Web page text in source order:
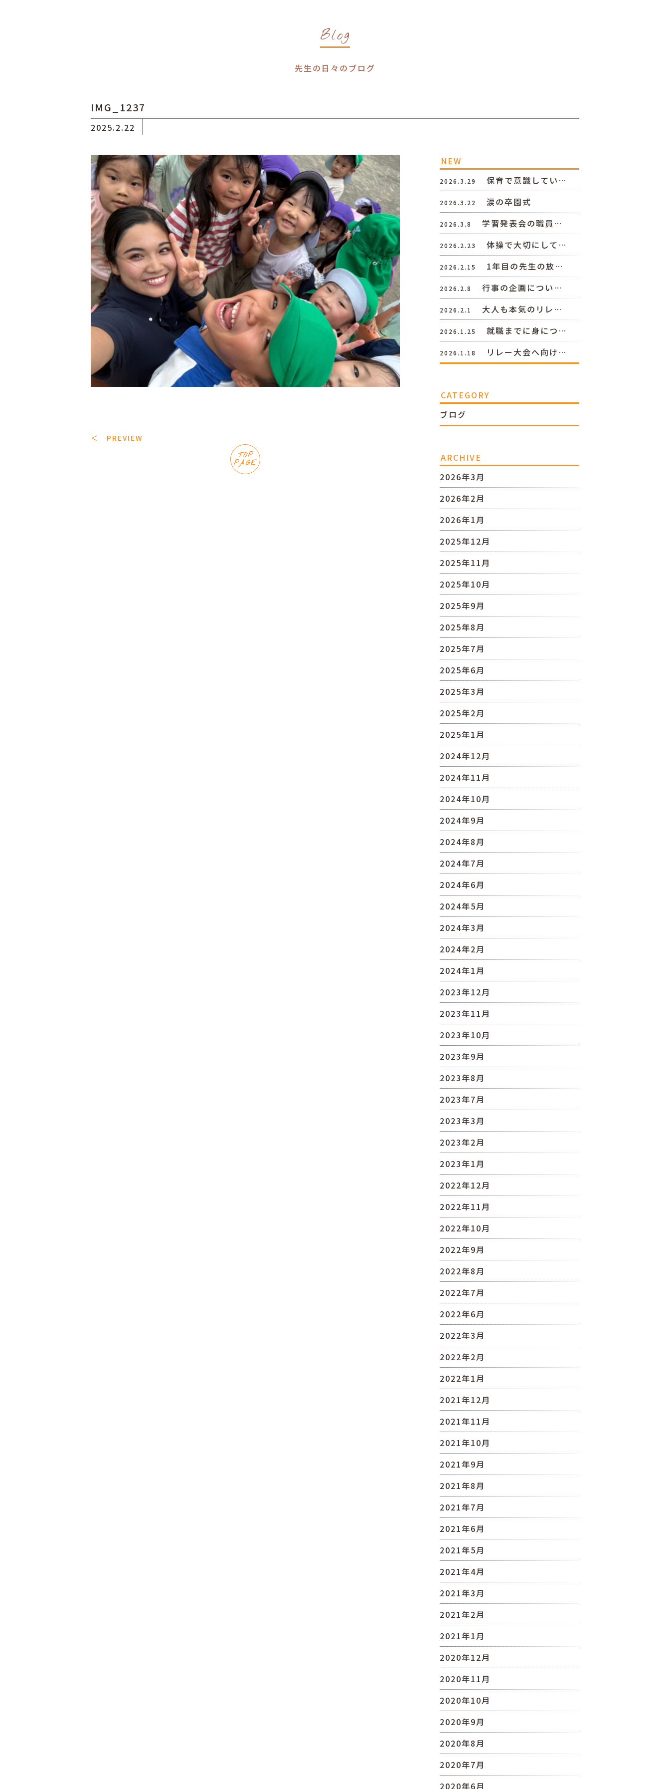
Blog
先生の日々のブログ
IMG_1237
2025.2.22
＜ PREVIEW
TOP
PAGE
NEW
2026.3.29 保育で意識してい…
2026.3.22 涙の卒園式
2026.3.8 学習発表会の職員…
2026.2.23 体操で大切にして…
2026.2.15 1年目の先生の放…
2026.2.8 行事の企画につい…
2026.2.1 大人も本気のリレ…
2026.1.25 就職までに身につ…
2026.1.18 リレー大会へ向け…
CATEGORY
ブログ
ARCHIVE
2026年3月
2026年2月
2026年1月
2025年12月
2025年11月
2025年10月
2025年9月
2025年8月
2025年7月
2025年6月
2025年3月
2025年2月
2025年1月
2024年12月
2024年11月
2024年10月
2024年9月
2024年8月
2024年7月
2024年6月
2024年5月
2024年3月
2024年2月
2024年1月
2023年12月
2023年11月
2023年10月
2023年9月
2023年8月
2023年7月
2023年3月
2023年2月
2023年1月
2022年12月
2022年11月
2022年10月
2022年9月
2022年8月
2022年7月
2022年6月
2022年3月
2022年2月
2022年1月
2021年12月
2021年11月
2021年10月
2021年9月
2021年8月
2021年7月
2021年6月
2021年5月
2021年4月
2021年3月
2021年2月
2021年1月
2020年12月
2020年11月
2020年10月
2020年9月
2020年8月
2020年7月
2020年6月